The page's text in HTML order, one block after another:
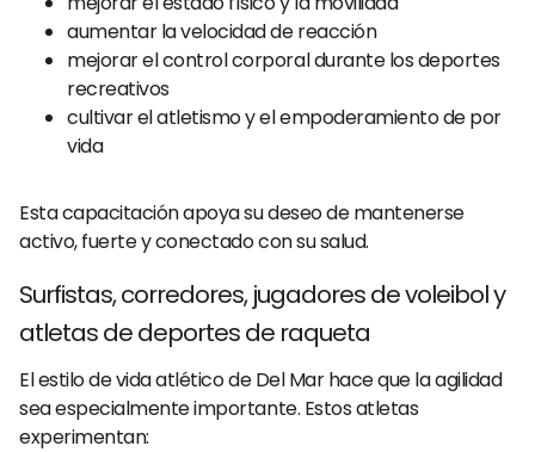
aumentar la velocidad de reacción
mejorar el control corporal durante los deportes
recreativos
cultivar el atletismo y el empoderamiento de por
vida
Esta capacitación apoya su deseo de mantenerse
activo, fuerte y conectado con su salud.
Surfistas, corredores, jugadores de voleibol y
atletas de deportes de raqueta
El estilo de vida atlético de Del Mar hace que la agilidad
sea especialmente importante. Estos atletas
experimentan: